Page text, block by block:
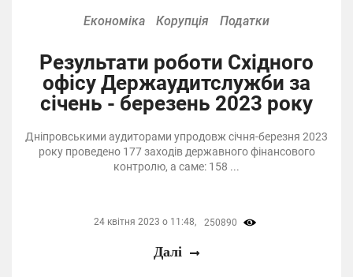
Економіка Корупція Податки
Результати роботи Східного
офісу Держаудитслужби за
січень - березень 2023 року
Дніпровськими аудиторами упродовж січня-березня 2023
року проведено 177 заходів державного фінансового
контролю, а саме: 158 ...
24 квітня 2023 о 11:48, 250890
Далі